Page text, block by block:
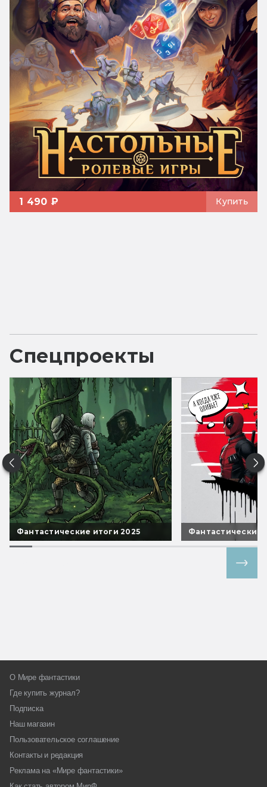
1 490 ₽ Купить
Спецпроекты
Фантастические итоги 2025 Фантастические
О Мире фантастики
Где купить журнал?
Подписка
Наш магазин
Пользовательское соглашение
Контакты и редакция
Реклама на «Мире фантастики»